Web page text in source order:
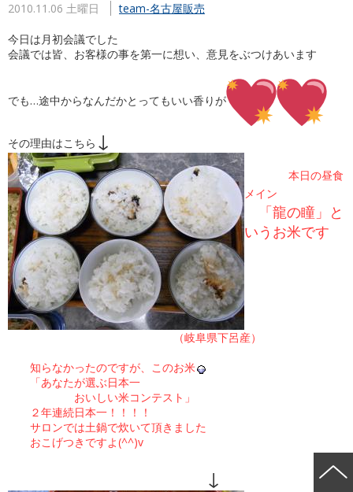
2010.11.06 土曜日 team-名古屋販売
今日は月初会議でした
会議では皆、お客様の事を第一に想い、意見をぶつけあいます
でも…途中からなんだかとってもいい香りが
その理由はこちら ↓
本日の昼食
メイン
「龍の瞳」と
いうお米です
（岐阜県下呂産）
知らなかったのですが、このお米
「あなたが選ぶ日本一
おいしい米コンテスト」
２年連続日本一！！！！
サロンでは土鍋で炊いて頂きました
おこげつきですよ(^^)v
↓